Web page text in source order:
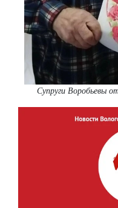
Супруги Воробьевы